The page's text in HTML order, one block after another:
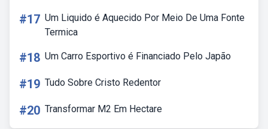
#17 Um Liquido é Aquecido Por Meio De Uma Fonte
Termica
#18 Um Carro Esportivo é Financiado Pelo Japão
#19 Tudo Sobre Cristo Redentor
#20 Transformar M2 Em Hectare